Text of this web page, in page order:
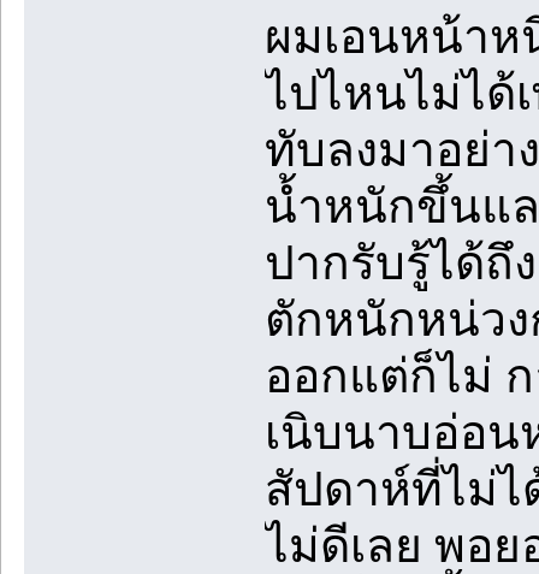
ผมเอนหน้าห
ไปไหนไม่ได้
ทับลงมาอย่า
น้ำหนักขึ้นแ
ปากรับรู้ได้ถึ
ตักหนักหน่วง
ออกแต่ก็ไม่
เนิบนาบอ่อน
สัปดาห์ที่ไม่ไ
ไม่ดีเลย พอ